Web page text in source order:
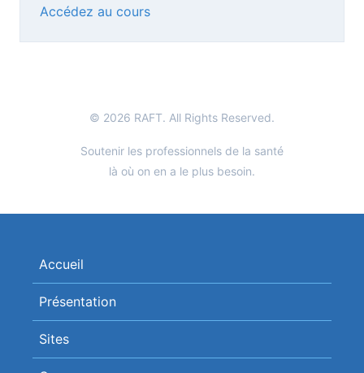
Accédez au cours
© 2026 RAFT. All Rights Reserved.
Soutenir les professionnels de la santé
là où on en a le plus besoin.
Accueil
Présentation
Sites